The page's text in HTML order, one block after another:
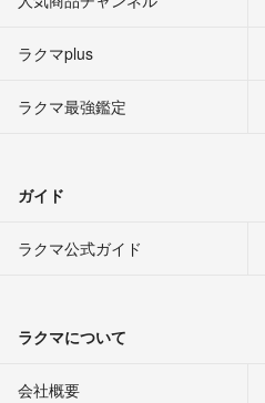
ラクマplus
ラクマ最強鑑定
ガイド
ラクマ公式ガイド
ラクマについて
会社概要